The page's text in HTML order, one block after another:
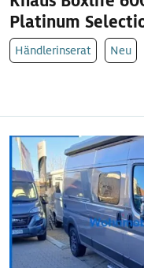
Platinum
Händlerinserat Neu